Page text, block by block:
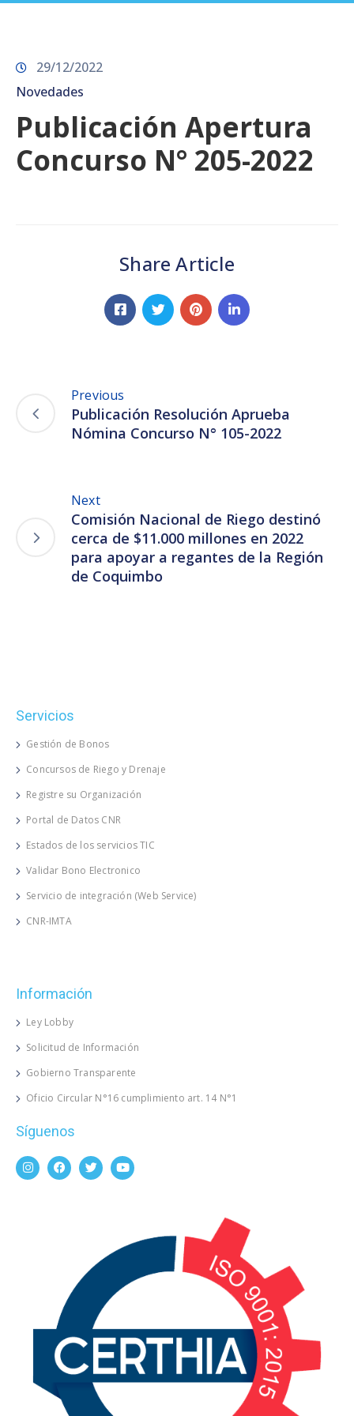
29/12/2022
Novedades
Publicación Apertura
Concurso N° 205-2022
Share Article
Previous
Publicación Resolución Aprueba
Nómina Concurso N° 105-2022
Next
Comisión Nacional de Riego destinó
cerca de $11.000 millones en 2022
para apoyar a regantes de la Región
de Coquimbo
Servicios
Gestión de Bonos
Concursos de Riego y Drenaje
Registre su Organización
Portal de Datos CNR
Estados de los servicios TIC
Validar Bono Electronico
Servicio de integración (Web Service)
CNR-IMTA
Información
Ley Lobby
Solicitud de Información
Gobierno Transparente
Oficio Circular N°16 cumplimiento art. 14 N°1
Síguenos